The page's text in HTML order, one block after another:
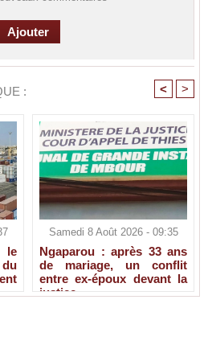
: < >
le
Samedi 8 Août 2026 - 09:35
Ngaparou : après 33 ans
de mariage, un conflit
entre ex-époux devant la
justice